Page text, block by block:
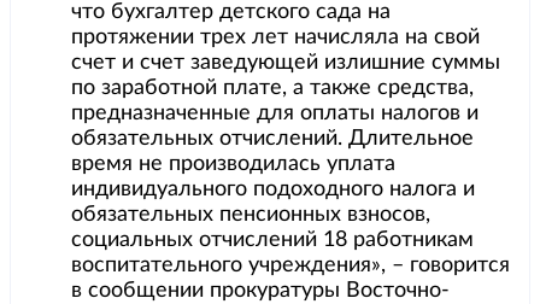
что бухгалтер детского сада на
протяжении трех лет начисляла на свой
счет и счет заведующей излишние суммы
по заработной плате, а также средства,
предназначенные для оплаты налогов и
обязательных отчислений. Длительное
время не производилась уплата
индивидуального подоходного налога и
обязательных пенсионных взносов,
социальных отчислений 18 работникам
воспитательного учреждения», – говорится
в сообщении прокуратуры Восточно-